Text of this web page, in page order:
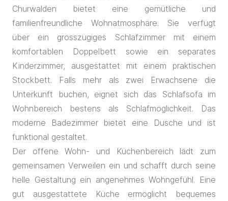
Churwalden bietet eine gemütliche und
familienfreundliche Wohnatmosphäre. Sie verfügt
über ein grosszügiges Schlafzimmer mit einem
komfortablen Doppelbett sowie ein separates
Kinderzimmer, ausgestattet mit einem praktischen
Stockbett. Falls mehr als zwei Erwachsene die
Unterkunft buchen, eignet sich das Schlafsofa im
Wohnbereich bestens als Schlafmöglichkeit. Das
moderne Badezimmer bietet eine Dusche und ist
funktional gestaltet.
Der offene Wohn- und Küchenbereich lädt zum
gemeinsamen Verweilen ein und schafft durch seine
helle Gestaltung ein angenehmes Wohngefühl. Eine
gut ausgestattete Küche ermöglicht bequemes